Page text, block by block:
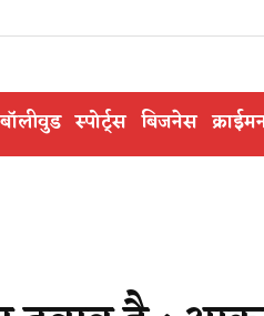
बॉलीवुड स्पोर्ट्स बिजनेस